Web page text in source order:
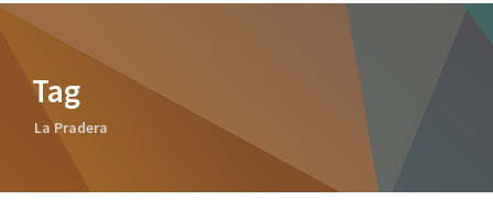
Tag
La Pradera